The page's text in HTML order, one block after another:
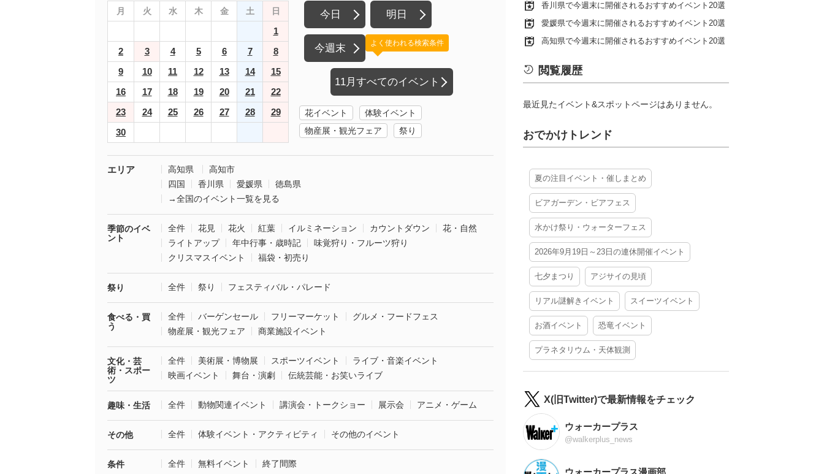
月 火 水 木 金 土 日
1
2
3 4 5 6 7
8
9
10 11 12 13 14
15
16
17 18 19 20 21
22
23
24 25 26 27 28
29
30
今日 明日
今週末
11月すべてのイベント
よく使われる検索条件
花イベント
体験イベント
物産展・観光フェア
祭り
エリア 高知県
高知市
四国
香川県 愛媛県
徳島県
→全国のイベント一覧を見る
季節のイベ
ント
全件 花見 花火 紅葉 イルミネーション カウントダウン
花・自然
ライトアップ
年中行事・歳時記
味覚狩り・フルーツ狩り
クリスマスイベント
福袋・初売り
祭り 全件 祭り フェスティバル・パレード
食べる・買
う
全件 バーゲンセール フリーマーケット
グルメ・フードフェス
物産展・観光フェア
商業施設イベント
文化・芸
術・スポー
ツ
全件 美術展・博物展 スポーツイベント
ライブ・音楽イベント
映画イベント
舞台・演劇 伝統芸能・お笑いライブ
趣味・生活 全件 動物関連イベント 講演会・トークショー 展示会 アニメ・ゲーム
その他 全件 体験イベント・アクティビティ その他のイベント
条件 全件 無料イベント 終了間際
香川県で今週末に開催されるおすすめイベント20選
愛媛県で今週末に開催されるおすすめイベント20選
高知県で今週末に開催されるおすすめイベント20選
閲覧履歴
最近見たイベント&スポットページはありません。
おでかけトレンド
夏の注目イベント・催しまとめ
ビアガーデン・ビアフェス
水かけ祭り・ウォーターフェス
2026年9月19日～23日の連休開催イベント
七夕まつり アジサイの見頃
リアル謎解きイベント スイーツイベント
お酒イベント 恐竜イベント
プラネタリウム・天体観測
X(旧Twitter)で最新情報をチェック
ウォーカープラス
@walkerplus_news
ウォーカープラス漫画部